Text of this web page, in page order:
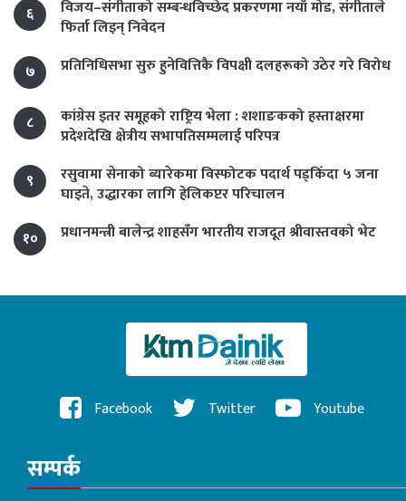
६
विजय–संगीताको सम्बन्धविच्छेद प्रकरणमा नयाँ मोड, संगीता‍ले
फिर्ता लिइन् निवेदन
७
प्रतिनिधिसभा सुरु हुनेवित्तिकै विपक्षी दलहरूको उठेर गरे विरोध
८
कांग्रेस इतर समूहको राष्ट्रिय भेला : शशाङकको हस्ताक्षरमा
प्रदेशदेखि क्षेत्रीय सभापतिसम्मलाई परिपत्र
९
रसुवामा सेनाको ब्यारेकमा विस्फोटक पदार्थ पड्किँदा ५ जना
घाइते, उद्धारका लागि हेलिकप्टर परिचालन
१०
प्रधानमन्त्री बालेन्द्र शाहसँग भारतीय राजदूत श्रीवास्तवको भेट
Facebook Twitter Youtube
सम्पर्क